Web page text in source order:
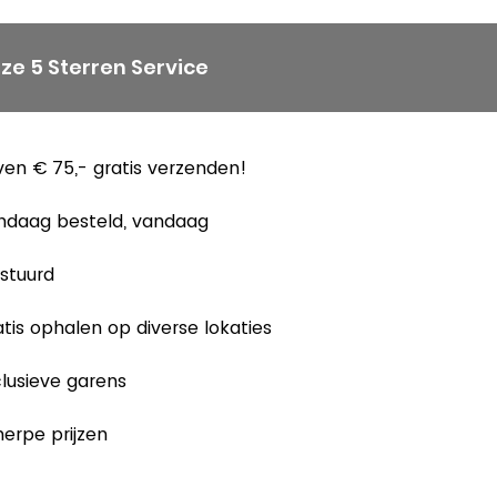
5 Sterren Service
€ 75,- gratis verzenden!
besteld, vandaag
ophalen op diverse lokaties
garens
prijzen